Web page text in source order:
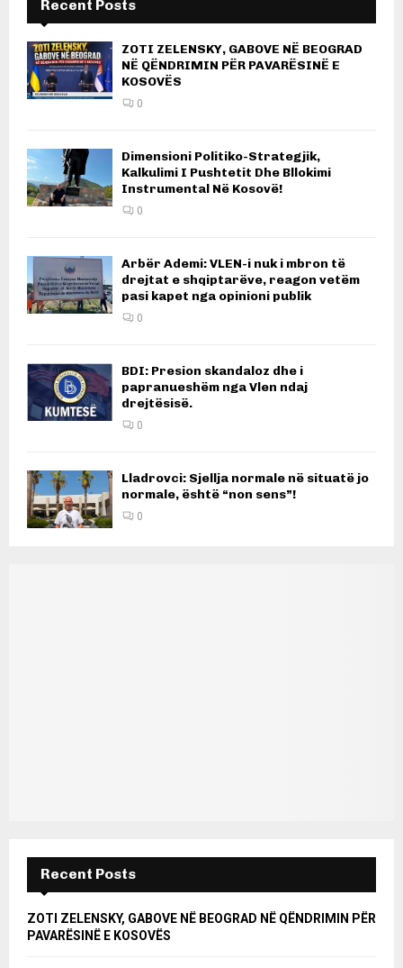
Recent Posts
ZOTI ZELENSKY, GABOVE NË BEOGRAD
NË QËNDRIMIN PËR PAVARËSINË E
KOSOVËS
0
Dimensioni Politiko-Strategjik,
Kalkulimi I Pushtetit Dhe Bllokimi
Instrumental Në Kosovë!
0
Arbër Ademi: VLEN-i nuk i mbron të
drejtat e shqiptarëve, reagon vetëm
pasi kapet nga opinioni publik
0
BDI: Presion skandaloz dhe i
papranueshëm nga Vlen ndaj
drejtësisë.
0
Lladrovci: Sjellja normale në situatë jo
normale, është “non sens”!
0
Recent Posts
ZOTI ZELENSKY, GABOVE NË BEOGRAD NË QËNDRIMIN PËR
PAVARËSINË E KOSOVËS